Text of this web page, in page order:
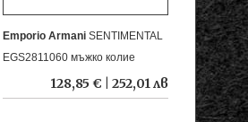
Emporio ArmaniSENTIMENTAL
EGS2811060 мъжко колие
128,85 € | 252,01 лв